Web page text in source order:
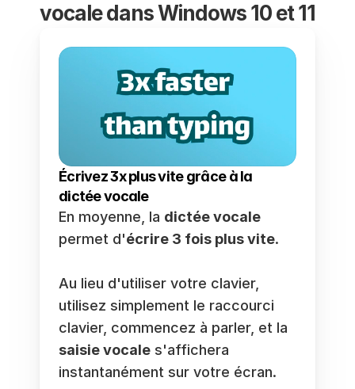
vocale dans Windows 10 et 11
Écrivez 3x plus vite grâce à la
dictée vocale
En moyenne, la dictée vocale
permet d'écrire 3 fois plus vite.
Au lieu d'utiliser votre clavier,
utilisez simplement le raccourci
saisie vocale s'affichera
instantanément sur votre écran.